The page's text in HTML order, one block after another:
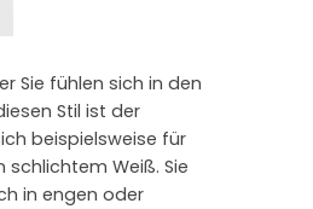
Sie fühlen sich in den
Stil ist der
beispielsweise für
Weiß. Sie
in engen oder